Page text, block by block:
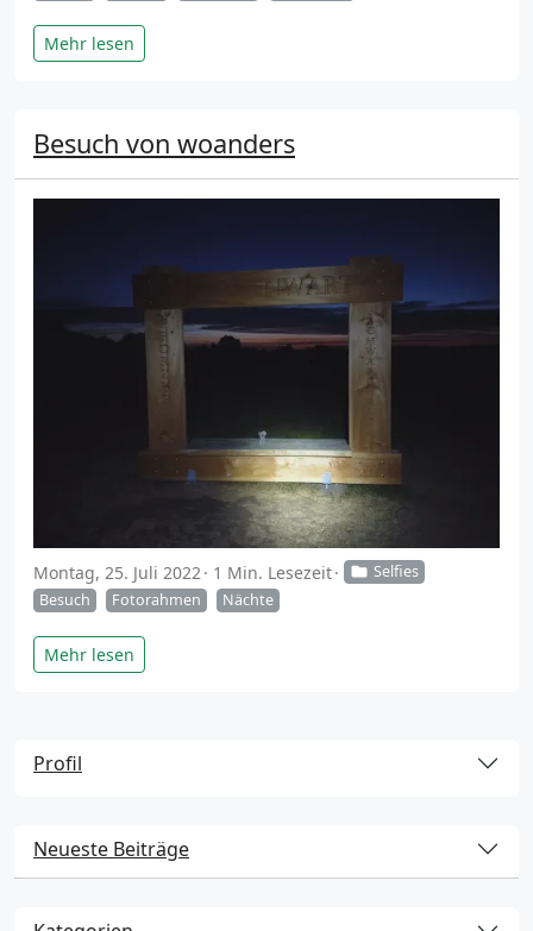
Mehr lesen
Besuch von woanders
Montag, 25. Juli 2022 1 Min. Lesezeit
Selfies
Besuch
Fotorahmen Nächte
Mehr lesen
Profil
Neueste Beiträge